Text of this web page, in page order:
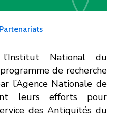
National du
de recherche
l’Agence Nationale de
leurs efforts pour
des Antiquités du